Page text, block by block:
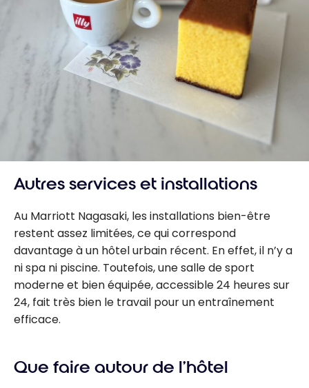
Autres services et installations
Au Marriott Nagasaki, les installations bien-être
restent assez limitées, ce qui correspond
davantage à un hôtel urbain récent. En effet, il n’y a
ni spa ni piscine. Toutefois, une salle de sport
moderne et bien équipée, accessible 24 heures sur
24, fait très bien le travail pour un entraînement
efficace.
Que faire autour de l’hôtel